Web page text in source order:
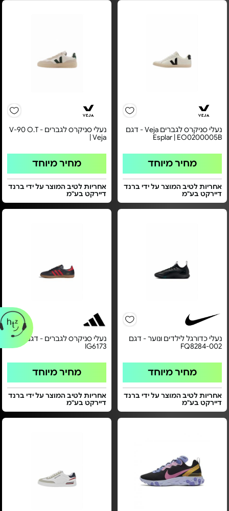
נעלי סניקרס לגברים Veja - דגם
Esplar | EO0200005B
מחיר מיוחד
אחריות לטיב המוצר על ידי ברנד
דיירקט בע"מ
נעלי סניקרס לגברים - V-90 O.T
| Veja
מחיר מיוחד
אחריות לטיב המוצר על ידי ברנד
דיירקט בע"מ
נעלי כדורגל לילדים ונוער - דגם
FQ8284-002
מחיר מיוחד
אחריות לטיב המוצר על ידי ברנד
דיירקט בע"מ
נעלי סניקרס לגברים - דגם
IG6173
מחיר מיוחד
אחריות לטיב המוצר על ידי ברנד
דיירקט בע"מ